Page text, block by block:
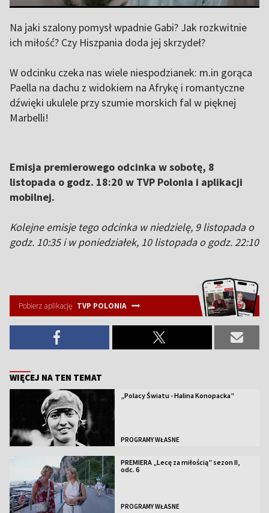
Na jaki szalony pomysł wpadnie Gabi? Jak rozkwitnie
ich miłość? Czy Hiszpania doda jej skrzydeł?
W odcinku czeka nas wiele niespodzianek: m.in gorąca
Paella na dachu z widokiem na Afrykę i romantyczne
dźwięki ukulele przy szumie morskich fal w pięknej
Marbelli!
Emisja premierowego odcinka w sobotę, 8
listopada o godz. 18:20 w TVP Polonia i aplikacji
mobilnej.
Kolejne emisje tego odcinka w niedzielę, 9 listopada o
godz. 10:35 i w poniedziałek, 10 listopada o godz. 22:10
Pobierz aplikację TVP POLONIA
WIĘCEJ NA TEN TEMAT
„Polacy Światu - Halina Konopacka”
PROGRAMY WŁASNE
PREMIERA „Lecę za miłością” sezon II,
odc. 6
PROGRAMY WŁASNE